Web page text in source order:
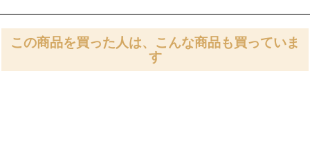
この商品を買った人は、こんな商品も買っていま
す